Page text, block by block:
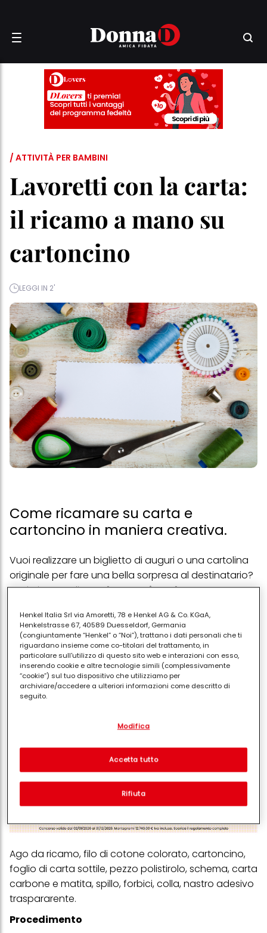
/ ATTIVITÀ PER BAMBINI
Lavoretti con la carta:
il ricamo a mano su
cartoncino
LEGGI IN 2'
Come ricamare su carta e
cartoncino in maniera creativa.
PUBBLICITA'
Vuoi realizzare un biglietto di auguri o una cartolina
originale per fare una bella sorpresa al destinatario?
Se ti piace realizzarelavoretti con la cartae
biglietti simpatici e unici. Ecco quello che ti serve e
come procedere perricamare a mano su
cartoncino.
Occorrente
Ago da ricamo, filo di cotone colorato, cartoncino,
foglio di carta sottile, pezzo polistirolo, schema, carta
carbone e matita, spillo, forbici, colla, nastro adesivo
traspararente.
Procedimento
Henkel Italia Srl via Amoretti, 78 e Henkel AG & Co. KGaA,
Henkelstrasse 67, 40589 Duesseldorf, Germania
(congiuntamente “Henkel” o “Noi”), trattano i dati personali che ti
riguardano insieme come co-titolari del trattamento, in
particolare sull'utilizzo di questo sito web e interazioni con esso,
inserendo cookie e altre tecnologie simili (complessivamente
“cookie”) sul tuo dispositivo che utilizziamo per
archiviare/accedere a ulteriori informazioni come descritto di
seguito.
separati o co-titolari come indicato nella nostra Informativa sulla
pixel, impronte digitali e tecnologie simili" utilizzeremo anche
cookie ed elaboreremo i dati relativi a te per
di questo sito Web e le tue interazioni commerciali con noi
(rispettivamente dell'azienda per cui lavori) per) e su tale base
conservare le nostre informazioni sulle entità commerciali e
con dati ottenuti da terze parti e altri siti Web. Utilizziamo questi
profili per scopi di marketing personalizzato, in particolare per
visualizzare annunci pubblicitari che potrebbero interessarti
(basati, ad esempio, sui tuoi interessi identificati) su questo sito
web e altri media (di terzi) tramite i dispositivi assegnati a te o
alla tua famiglia, nonché per misurare e ottimizzare il successo
Modifica
Rifiuta
Accetta tutto